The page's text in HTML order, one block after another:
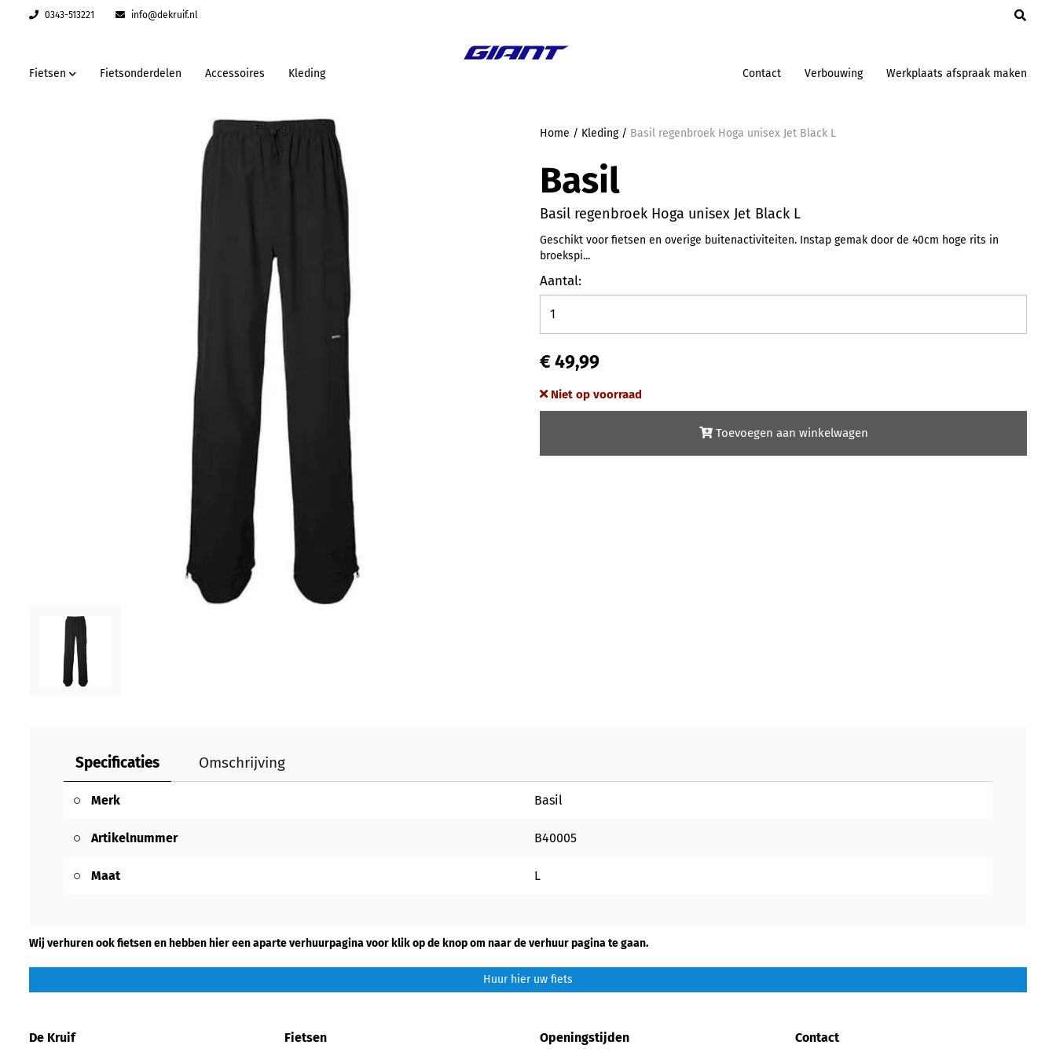
0343-513221 info@dekruif.nl
Fietsen Fietsonderdelen Accessoires Kleding Contact Verbouwing Werkplaats afspraak maken
Home / Kleding/ Basil regenbroek Hoga unisex Jet Black L
Basil
Basil regenbroek Hoga unisex Jet Black L
Geschikt voor fietsen en overige buitenactiviteiten. Instap gemak door de 40cm hoge rits in
broekspi...
Aantal:
€ 49,99
Niet op voorraad
Toevoegen aan winkelwagen
Specificaties Omschrijving
Merk Basil
Artikelnummer B40005
Maat L
Wij verhuren ook fietsen en hebben hier een aparte verhuurpagina voor klik op de knop om naar de verhuur pagina te gaan.
Huur hier uw fiets
De Kruif Fietsen Openingstijden Contact